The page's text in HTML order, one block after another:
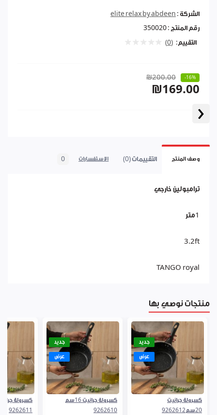
‹
الشركة : elite relax by abdeen
رقم المنتج : 350020
التقييم: (0)
₪200.00 -16%
₪169.00
وصف المنتج التقييمات (0) الاستفسارات 0
ترامبولين خارجي
1متر
3.2ft
TANGO royal
منتجات نوصي بها
جديد
عرض
كسرولة جرانيت
20سم9262612
جديد
عرض
كسرولة جرانيت 16سم
9262610
9262611